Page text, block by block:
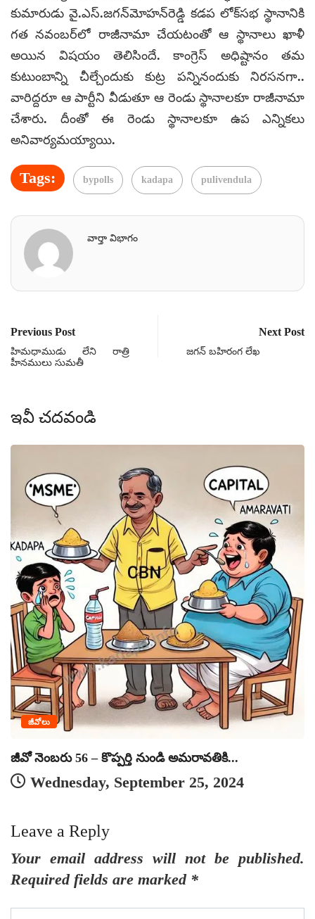
కుమారుడు వై.ఎస్.జగన్‌మోహన్‌రెడ్డి కడప లోక్‌సభ స్థానానికి
గత నవంబర్‌లో రాజీనామా చేయటంతో ఆ స్థానాలు ఖాళీ
అయిన విషయం తెలిసిందే. కాంగ్రెస్ అధిష్టానం తమ
కుటుంబాన్ని చీల్చేందుకు కుట్ర పన్నినందుకు నిరసనగా..
వారిద్దరూ ఆ పార్టీని వీడుతూ ఆ రెండు స్థానాలకూ రాజీనామా
చేశారు. దీంతో ఈ రెండు స్థానాలకూ ఉప ఎన్నికలు
అనివార్యమయ్యాయి.
Tags: bypolls kadapa pulivendula
వార్తా విభాగం
Previous Post
హిమధాముడు లేని రాత్రి
హీనములు సుమతీ
Next Post
జగన్ బహిరంగ లేఖ
ఇవీ చదవండి
జీవోలు
జీవో నెంబరు 56 – కొప్పర్తి నుండి అమరావతికి...
Wednesday, September 25, 2024
Leave a Reply
Your email address will not be published.
Required fields are marked *